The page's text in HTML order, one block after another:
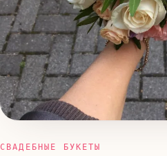
СВАДЕБНЫЕ БУКЕТЫ